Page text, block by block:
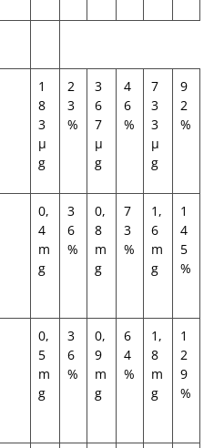
1
8
3
μ
g
2
3
%
3
6
7
µ
g
4
6
%
7
3
3
µ
g
9
2
%
0,
4
m
g
3
6
%
0,
8
m
g
7
3
%
1,
6
m
g
1
4
5
%
0,
5
m
g
3
6
%
0,
9
m
g
6
4
%
1,
8
m
g
1
2
9
%